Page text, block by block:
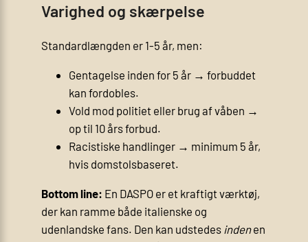
Varighed og skærpelse
Standardlængden er 1-5 år, men:
Gentagelse inden for 5 år → forbuddet
kan fordobles.
Vold mod politiet eller brug af våben →
op til 10 års forbud.
Racistiske handlinger → minimum 5 år,
hvis domstolsbaseret.
Bottom line: En DASPO er et kraftigt værktøj,
der kan ramme både italienske og
udenlandske fans. Den kan udstedes indenen